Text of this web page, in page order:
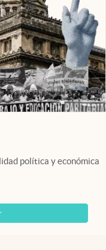
política y económica